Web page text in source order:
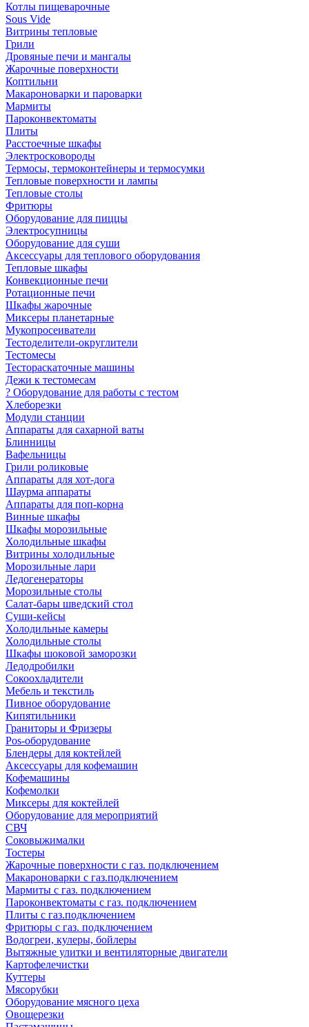
Котлы пищеварочные
Sous Vide
Витрины тепловые
Грили
Дровяные печи и мангалы
Жарочные поверхности
Коптильни
Макароноварки и пароварки
Мармиты
Пароконвектоматы
Плиты
Расстоечные шкафы
Электросковороды
Термосы, термоконтейнеры и термосумки
Тепловые поверхности и лампы
Тепловые столы
Фритюры
Оборудование для пиццы
Электросупницы
Оборудование для суши
Аксессуары для теплового оборудования
Тепловые шкафы
Конвекционные печи
Ротационные печи
Шкафы жарочные
Миксеры планетарные
Мукопросеиватели
Тестоделители-округлители
Тестомесы
Тестораскаточные машины
Дежи к тестомесам
? Оборудование для работы с тестом
Хлеборезки
Модули станции
Аппараты для сахарной ваты
Блинницы
Вафельницы
Грили роликовые
Аппараты для хот-дога
Шаурма аппараты
Аппараты для поп-корна
Винные шкафы
Шкафы морозильные
Холодильные шкафы
Витрины холодильные
Морозильные лари
Ледогенераторы
Морозильные столы
Салат-бары шведский стол
Суши-кейсы
Холодильные камеры
Холодильные столы
Шкафы шоковой заморозки
Ледодробилки
Сокоохладители
Мебель и текстиль
Пивное оборудование
Кипятильники
Граниторы и Фризеры
Pos-оборудование
Блендеры для коктейлей
Аксессуары для кофемашин
Кофемашины
Кофемолки
Миксеры для коктейлей
Оборудование для мероприятий
СВЧ
Соковыжималки
Тостеры
Жарочные поверхности с газ. подключением
Макароноварки с газ.подключением
Мармиты с газ. подключением
Пароконвектоматы с газ. подключением
Плиты с газ.подключением
Фритюры с газ. подключением
Водогреи, кулеры, бойлеры
Вытяжные улитки и вентиляторные двигатели
Картофелечистки
Куттеры
Мясорубки
Оборудование мясного цеха
Овощерезки